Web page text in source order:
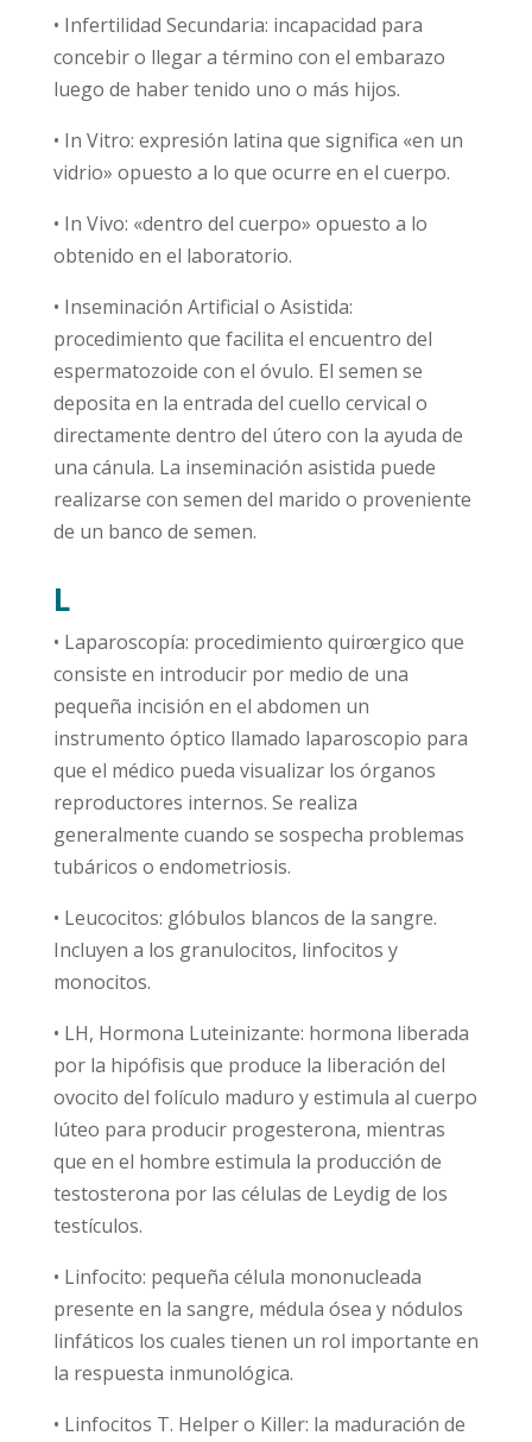
• Infertilidad Secundaria: incapacidad para
concebir o llegar a término con el embarazo
luego de haber tenido uno o más hijos.
• In Vitro: expresión latina que significa «en un
vidrio» opuesto a lo que ocurre en el cuerpo.
• In Vivo: «dentro del cuerpo» opuesto a lo
obtenido en el laboratorio.
• Inseminación Artificial o Asistida:
procedimiento que facilita el encuentro del
espermatozoide con el óvulo. El semen se
deposita en la entrada del cuello cervical o
directamente dentro del útero con la ayuda de
una cánula. La inseminación asistida puede
realizarse con semen del marido o proveniente
de un banco de semen.
L
• Laparoscopía: procedimiento quirœrgico que
consiste en introducir por medio de una
pequeña incisión en el abdomen un
instrumento óptico llamado laparoscopio para
que el médico pueda visualizar los órganos
reproductores internos. Se realiza
generalmente cuando se sospecha problemas
tubáricos o endometriosis.
• Leucocitos: glóbulos blancos de la sangre.
Incluyen a los granulocitos, linfocitos y
monocitos.
• LH, Hormona Luteinizante: hormona liberada
por la hipófisis que produce la liberación del
ovocito del folículo maduro y estimula al cuerpo
lúteo para producir progesterona, mientras
que en el hombre estimula la producción de
testosterona por las células de Leydig de los
testículos.
• Linfocito: pequeña célula mononucleada
presente en la sangre, médula ósea y nódulos
linfáticos los cuales tienen un rol importante en
la respuesta inmunológica.
• Linfocitos T. Helper o Killer: la maduración de